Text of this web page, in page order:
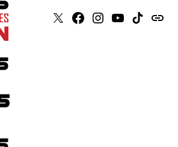
X Faceboook
Instagram
YoutubeTiktokissuu